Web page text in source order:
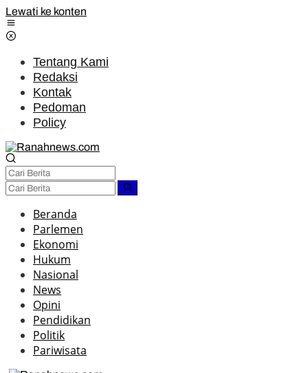
Lewati ke konten
Tentang Kami
Redaksi
Kontak
Pedoman
Policy
Beranda
Parlemen
Ekonomi
Hukum
Nasional
News
Opini
Pendidikan
Politik
Pariwisata